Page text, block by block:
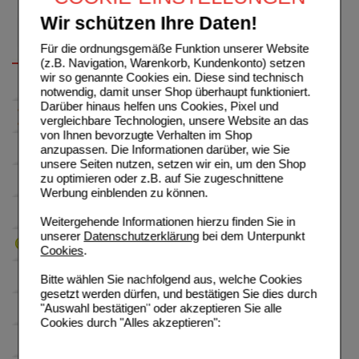
Wir schützen Ihre Daten!
Für die ordnungsgemäße Funktion unserer Website
(z.B. Navigation, Warenkorb, Kundenkonto) setzen
wir so genannte Cookies ein. Diese sind technisch
notwendig, damit unser Shop überhaupt funktioniert.
Darüber hinaus helfen uns Cookies, Pixel und
vergleichbare Technologien, unsere Website an das
von Ihnen bevorzugte Verhalten im Shop
anzupassen. Die Informationen darüber, wie Sie
unsere Seiten nutzen, setzen wir ein, um den Shop
zu optimieren oder z.B. auf Sie zugeschnittene
Werbung einblenden zu können.
Weitergehende Informationen hierzu finden Sie in
unserer Datenschutzerklärungbei dem Unterpunkt
Cookies.
Bitte wählen Sie nachfolgend aus, welche Cookies
gesetzt werden dürfen, und bestätigen Sie dies durch
"Auswahl bestätigen" oder akzeptieren Sie alle
Cookies durch "Alles akzeptieren":